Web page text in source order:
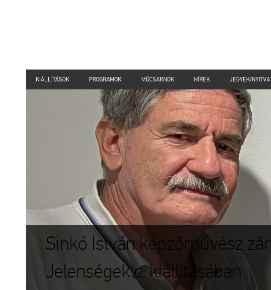
KIÁLLÍTÁSOK PROGRAMOK MŰCSARNOK HÍREK JEGYEK/
Sinkó István képzőművész
Jelenségek c. kiállításában